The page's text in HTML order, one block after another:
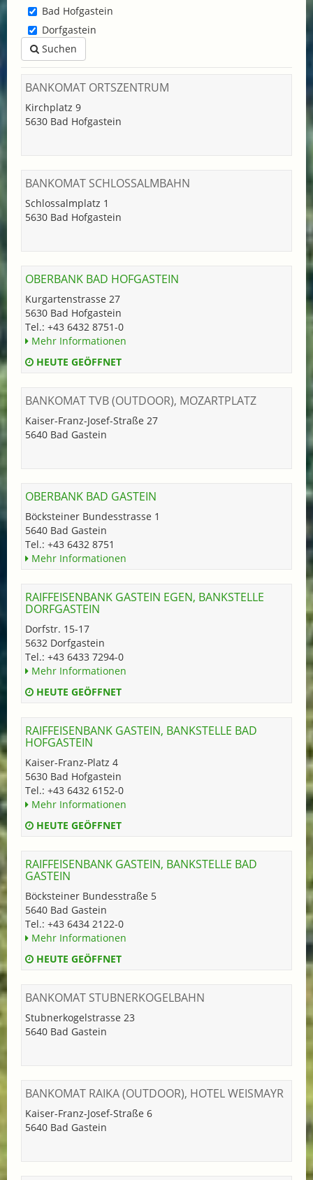
Bad Hofgastein
Dorfgastein
Suchen
BANKOMAT ORTSZENTRUM
Kirchplatz 9
5630 Bad Hofgastein
BANKOMAT SCHLOSSALMBAHN
Schlossalmplatz 1
5630 Bad Hofgastein
OBERBANK BAD HOFGASTEIN
Kurgartenstrasse 27
5630 Bad Hofgastein
Tel.: +43 6432 8751-0
Mehr Informationen
HEUTE GEÖFFNET
BANKOMAT TVB (OUTDOOR), MOZARTPLATZ
Kaiser-Franz-Josef-Straße 27
5640 Bad Gastein
OBERBANK BAD GASTEIN
Böcksteiner Bundesstrasse 1
5640 Bad Gastein
Tel.: +43 6432 8751
Mehr Informationen
RAIFFEISENBANK GASTEIN EGEN, BANKSTELLE
DORFGASTEIN
Dorfstr. 15-17
5632 Dorfgastein
Tel.: +43 6433 7294-0
Mehr Informationen
HEUTE GEÖFFNET
RAIFFEISENBANK GASTEIN, BANKSTELLE BAD
HOFGASTEIN
Kaiser-Franz-Platz 4
5630 Bad Hofgastein
Tel.: +43 6432 6152-0
Mehr Informationen
HEUTE GEÖFFNET
RAIFFEISENBANK GASTEIN, BANKSTELLE BAD
GASTEIN
Böcksteiner Bundesstraße 5
5640 Bad Gastein
Tel.: +43 6434 2122-0
Mehr Informationen
HEUTE GEÖFFNET
BANKOMAT STUBNERKOGELBAHN
Stubnerkogelstrasse 23
5640 Bad Gastein
BANKOMAT RAIKA (OUTDOOR), HOTEL WEISMAYR
Kaiser-Franz-Josef-Straße 6
5640 Bad Gastein